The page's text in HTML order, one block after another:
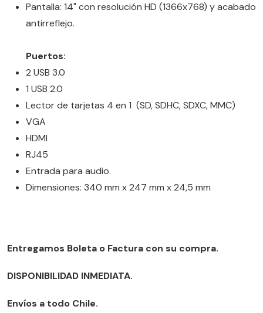
Pantalla: 14" con resolución HD (1366x768) y acabado
antirreflejo.
Puertos:
2 USB 3.0
1 USB 2.0
Lector de tarjetas 4 en 1 (SD, SDHC, SDXC, MMC)
VGA
HDMI
RJ45
Entrada para audio.
Dimensiones: 340 mm x 247 mm x 24,5 mm
Entregamos Boleta o Factura con su compra.
DISPONIBILIDAD INMEDIATA.
Envíos a todo Chile.